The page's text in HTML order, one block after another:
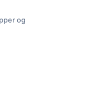
og